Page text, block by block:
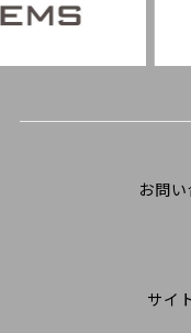
お問
サイ